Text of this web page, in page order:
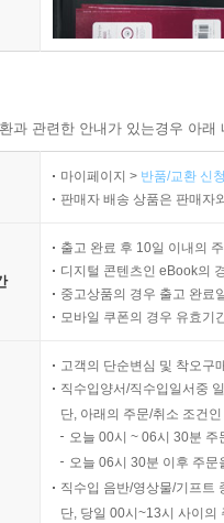
과 관련한 안내가 있는경우 아
마이페이지 > 반품/교환 신
판매자 배송 상품은 판매자
출고 완료 후 10일 이내의
디지털 콘텐츠인 eBook의
중고상품의 경우 출고 완료
모바일 쿠폰의 경우 유효기
고객의 단순변심 및 착오구
직수입양서/직수입일서중
단, 아래의 주문/취소 조건
오늘 00시 ~ 06시 30분
오늘 06시 30분 이후 주
직수입 음반/영상물/기프트
단, 당일 00시~13시 사이의